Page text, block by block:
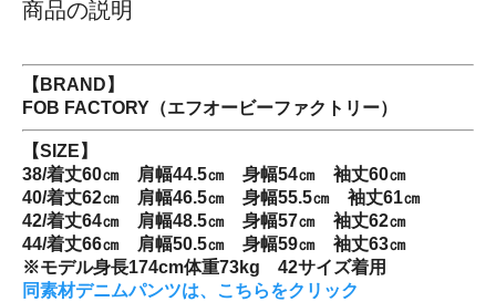
商品の説明
【BRAND】
FOB FACTORY（エフオービーファクトリー）
【SIZE】
38/着丈60㎝ 肩幅44.5㎝ 身幅54㎝ 袖丈60㎝
40/着丈62㎝ 肩幅46.5㎝ 身幅55.5㎝ 袖丈61㎝
42/着丈64㎝ 肩幅48.5㎝ 身幅57㎝ 袖丈62㎝
44/着丈66㎝ 肩幅50.5㎝ 身幅59㎝ 袖丈63㎝
※モデル身長174cm体重73kg 42サイズ着用
同素材デニムパンツは、こちらをクリック